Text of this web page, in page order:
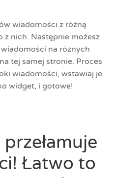
wiadomości z różną
z nich. Następnie możesz
na różnych
tej samej stronie. Proces
wiadomości, wstawiaj je
widget, i gotowe!
Łatwo to